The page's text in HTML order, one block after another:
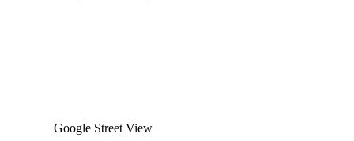
Google Street View